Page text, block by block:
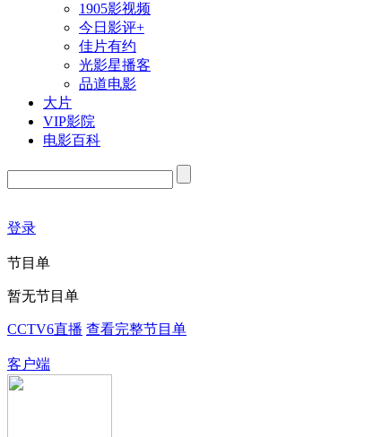
1905影视频
今日影评+
佳片有约
光影星播客
品道电影
大片
VIP影院
电影百科
登录
节目单
暂无节目单
CCTV6直播 查看完整节目单
客户端